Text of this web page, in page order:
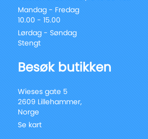
Mandag - Fredag
10.00 - 15.00
Lørdag - Søndag
Stengt
Besøk butikken
Wieses gate 5
2609 Lillehammer,
Norge
Se kart